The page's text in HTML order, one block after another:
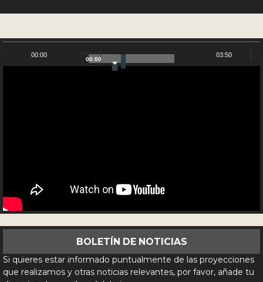
NUESTRO CANAL DE YOUTUBE
00:00
00:00
03:50
BOLETÍN DE NOTICIAS
Si quieres estar informado puntualmente de las proyecciones
que realizamos y otras noticias relevantes, por favor, añade tu